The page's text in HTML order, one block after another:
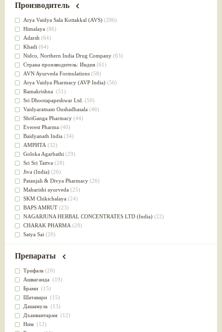
для суставов
Лечит опухоли и отеки(46)
Для медитации
выводит токсины
Для здоровья печени
Для тела(39)
для очищения крови(38)
При диабете(38)
Антиоксидант(37)
Для Капха(Кафа) доши
От паразитов(37)
При расстройстве желудка (36)
Успокоительное(36)
Для глаз(34)
от геморроя(34)
Противовоспалительное
Для Питта доши(32)
Для сердца(32)
Для сосудов головного мозга
Для полости рта(32)
Дефицит железа(31)
Для лица(31)
Употребление в пищу
Ароматерапия(29)
Жаропонижающее(29)
для памяти(28)
для почек(28)
Слабительное (28)
Афродизиак(27)
Напитки(27)
Для йоги (27)
Для потенции(26)
Для душа(25)
для концентрации внимания
при нарушении эрекции
Производитель
Arya Vaidya Sala Kottakkal (AVS) (286)
Himalaya (86)
Adarsh (64)
Khadi (64)
Nidсo, Northern India Drug Company (63)
Страна производитель: Индия (61)
AVN Ayurveda Formulations (58)
Arya Vaidya Pharmacy (AVP India) (56)
Ramakrishna (51)
Sri Dhootapapeshwar Ltd. (50)
Vaidyaratnam Oushadhasala (46)
ShriGanga Pharmacy (44)
Everest Pharma (40)
Baidyanath India (34)
АМРИТА (32)
Goloka Agarbathi (29)
Sri Sri Tattva (28)
Jiva (India) (26)
Patanjali & Divya Pharmacy (26)
Maharishi ayurveda (25)
SKM Chikichalaya (24)
BAPS AMRUT (23)
NAGARJUNA HERBAL CONCENTRATES LTD (India) (22)
CHARAK PHARMA (20)
Satya Sai (20)
Vyas(20)
Kerala Ayurveda
(19)
Organic India pvt ltd
Lalita(16)
Ashtang Herbals
Alarsin(14)
Vasu Health care
Baraka(13)
Dabur India Ltd
Препараты
Трифала (20)
Ашваганда (19)
Брами (15)
Шатавари (15)
Дашамула (13)
Дханвантарам (12)
Ним (12)